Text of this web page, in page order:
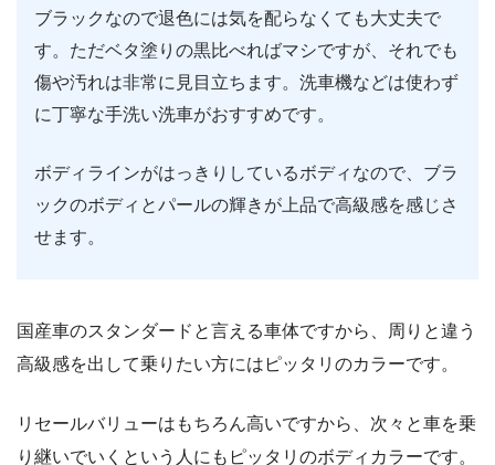
ブラックなので退色には気を配らなくても大丈夫で
す。ただベタ塗りの黒比べればマシですが、それでも
傷や汚れは非常に見目立ちます。洗車機などは使わず
に丁寧な手洗い洗車がおすすめです。
ボディラインがはっきりしているボディなので、ブラ
ックのボディとパールの輝きが上品で高級感を感じさ
せます。
国産車のスタンダードと言える車体ですから、周りと違う
高級感を出して乗りたい方にはピッタリのカラーです。
リセールバリューはもちろん高いですから、次々と車を乗
り継いでいくという人にもピッタリのボディカラーです。